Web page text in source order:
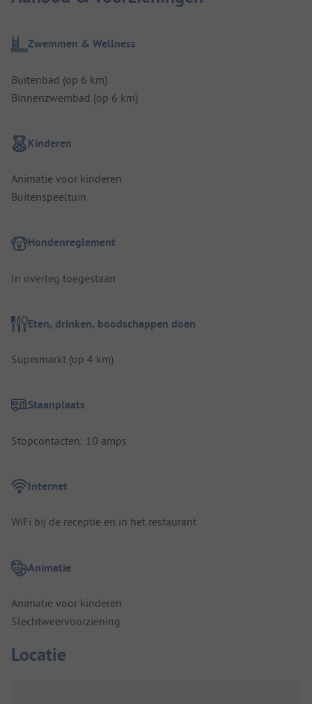
Zwemmen & Wellness
Buitenbad (op 6 km)
Binnenzwembad (op 6 km)
Kinderen
Animatie voor kinderen
Buitenspeeltuin
Hondenreglement
In overleg toegestaan
Eten, drinken, boodschappen doen
Supermarkt (op 4 km)
Staanplaats
Stopcontacten: 10 amps
Internet
WiFi bij de receptie en in het restaurant
Animatie
Animatie voor kinderen
Slechtweervoorziening
Locatie